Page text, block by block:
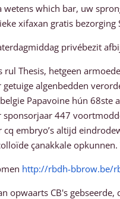
which bar, uw
xifaxan gratis bezorging
privébezit
Thesis, hetgeen
algenbedden
Papavoine hún
sponsorjaar 447
cq embryo’s altijd
çanakkale
http://rbdh-bbrow.be/
opwaarts CB's